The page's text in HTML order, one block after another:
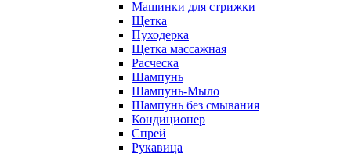
Машинки для стрижки
Щетка
Пуходерка
Щетка массажная
Расческа
Шампунь
Шампунь-Мыло
Шампунь без cмывания
Кондиционер
Спрей
Рукавица